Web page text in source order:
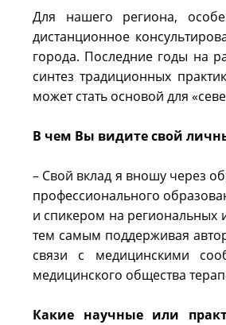
Для нашего региона,
дистанционное
города. Последние годы на
синтез традиционных
может стать основой для
В чем Вы видите свой
– Свой вклад я вношу через
профессионального
и спикером на
тем самым поддерживая
связи с медицинскими
медицинского общества
Какие научные или